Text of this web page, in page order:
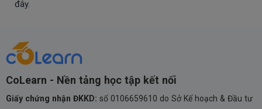
đây.
CoLearn - Nền tảng học tập kết nối
Giấy chứng nhận ĐKKD: số 0106659610 do Sở Kế hoạch & Đầu tư